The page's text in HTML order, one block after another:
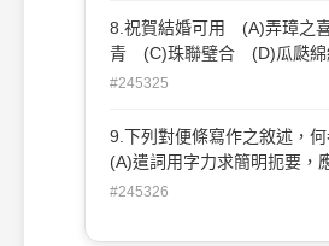
8.祝賀結婚可用 (A)弄璋之
青 (C)珠聯璧合 (D)瓜瓞綿
#245325
9.下列對便條寫作之敘述，
(A)遣詞用字力求簡明扼要，
話可省略 (B)字體可以不拘
尊長與新交。
#245326